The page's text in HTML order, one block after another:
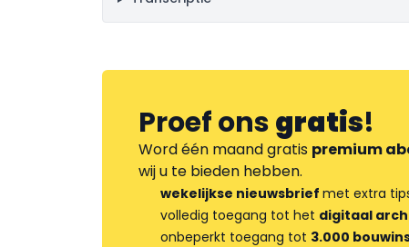
Proef onsgratis!
Word één maand gratis premium
wij u te bieden hebben.
wekelijkse nieuwsbrief met extra
volledig toegang tot het digitaal
onbeperkt toegang tot 3.000